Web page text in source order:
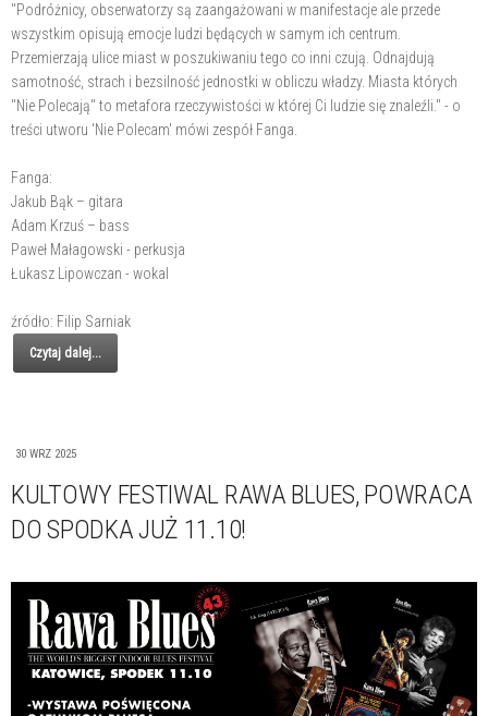
"Podróżnicy, obserwatorzy są zaangażowani w manifestacje ale przede
wszystkim opisują emocje ludzi będących w samym ich centrum.
Przemierzają ulice miast w poszukiwaniu tego co inni czują. Odnajdują
samotność, strach i bezsilność jednostki w obliczu władzy. Miasta których
"Nie Polecają" to metafora rzeczywistości w której Ci ludzie się znaleźli." - o
treści utworu 'Nie Polecam' mówi zespół Fanga.
Fanga:
Jakub Bąk – gitara
Adam Krzuś – bass
Paweł Małagowski - perkusja
Łukasz Lipowczan - wokal
źródło: Filip Sarniak
Czytaj dalej...
30 WRZ 2025
KULTOWY FESTIWAL RAWA BLUES, POWRACA
DO SPODKA JUŻ 11.10!